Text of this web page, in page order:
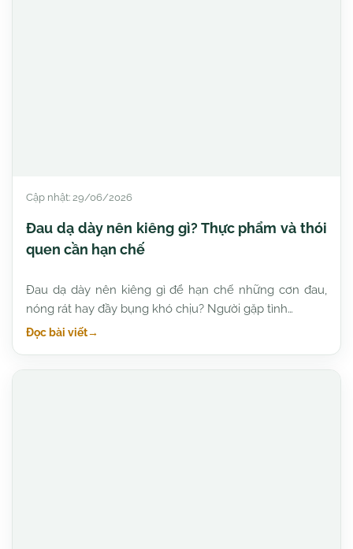
Cập nhật: 29/06/2026
Đau dạ dày nên kiêng gì? Thực phẩm và thói
quen cần hạn chế
Đau dạ dày nên kiêng gì để hạn chế những cơn đau,
nóng rát hay đầy bụng khó chịu? Người gặp tình…
Đọc bài viết→